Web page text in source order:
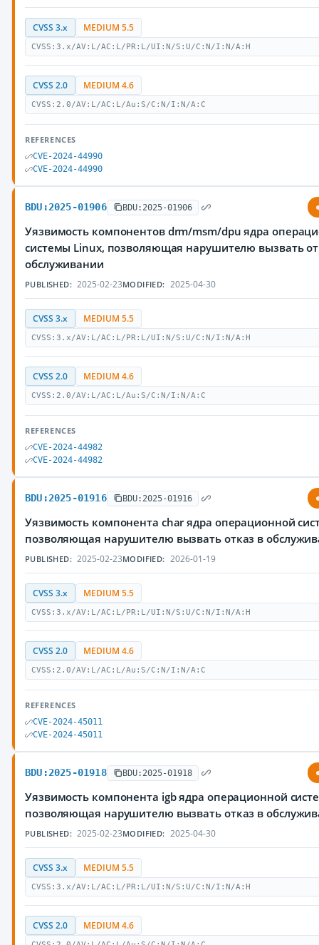
CVSS 3.x MEDIUM 5.5
CVSS:3.x/AV:L/AC:L/PR:L/UI:N/S:U/C:N/I:N/A:H
CVSS 2.0 MEDIUM 4.6
CVSS:2.0/AV:L/AC:L/Au:S/C:N/I:N/A:C
REFERENCES
CVE-2024-44990
CVE-2024-44990
BDU:2025-01906 BDU:2025-01906
Уязвимость компонентов drm/msm/dpu ядра
системы Linux, позволяющая нарушителю вызвать
обслуживании
PUBLISHED: 2025-02-23MODIFIED: 2025-04-30
CVSS 3.x MEDIUM 5.5
CVSS:3.x/AV:L/AC:L/PR:L/UI:N/S:U/C:N/I:N/A:H
CVSS 2.0 MEDIUM 4.6
CVSS:2.0/AV:L/AC:L/Au:S/C:N/I:N/A:C
REFERENCES
CVE-2024-44982
CVE-2024-44982
BDU:2025-01916 BDU:2025-01916
Уязвимость компонента char ядра операционной
позволяющая нарушителю вызвать отказ в
PUBLISHED: 2025-02-23MODIFIED: 2026-01-19
CVSS 3.x MEDIUM 5.5
CVSS:3.x/AV:L/AC:L/PR:L/UI:N/S:U/C:N/I:N/A:H
CVSS 2.0 MEDIUM 4.6
CVSS:2.0/AV:L/AC:L/Au:S/C:N/I:N/A:C
REFERENCES
CVE-2024-45011
CVE-2024-45011
BDU:2025-01918 BDU:2025-01918
Уязвимость компонента igb ядра операционной
позволяющая нарушителю вызвать отказ в
PUBLISHED: 2025-02-23MODIFIED: 2025-04-30
CVSS 3.x MEDIUM 5.5
CVSS:3.x/AV:L/AC:L/PR:L/UI:N/S:U/C:N/I:N/A:H
CVSS 2.0 MEDIUM 4.6